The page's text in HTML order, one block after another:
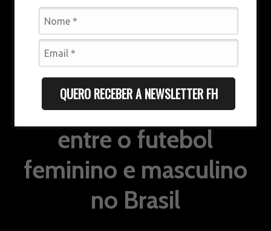
QUERO RECEBER A NEWSLETTER FH
GESTÃO ESPORTIVA DESTAQUES
A disparidade que
persiste: O abismo
entre o futebol
feminino e masculino
no Brasil